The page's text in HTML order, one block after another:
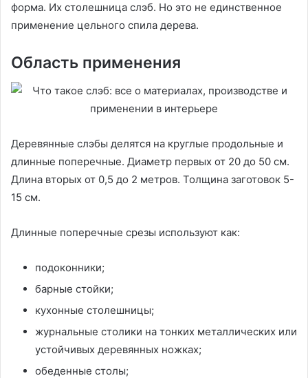
форма. Их столешница слэб. Но это не единственное
применение цельного спила дерева.
Область применения
Деревянные слэбы делятся на круглые продольные и
длинные поперечные. Диаметр первых от 20 до 50 см.
Длина вторых от 0,5 до 2 метров. Толщина заготовок 5-
15 см.
Длинные поперечные срезы используют как:
подоконники;
барные стойки;
кухонные столешницы;
журнальные столики на тонких металлических или
устойчивых деревянных ножках;
обеденные столы;